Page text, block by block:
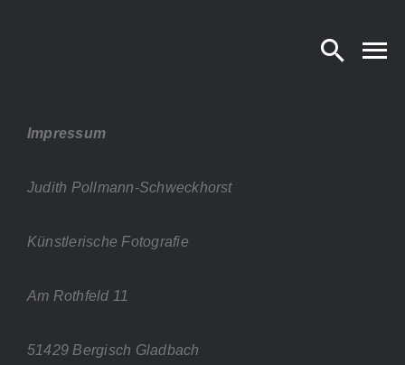
Impressum
Judith Pollmann-Schweckhorst
Künstlerische Fotografie
Am Rothfeld 11
51429 Bergisch Gladbach